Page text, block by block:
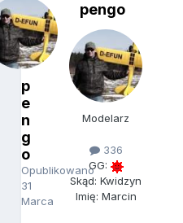
p
e
n
g
o
Opublikowano
31
Marca
pengo
Modelarz
336
GG:
Skąd: Kwidzyn
Imię: Marcin